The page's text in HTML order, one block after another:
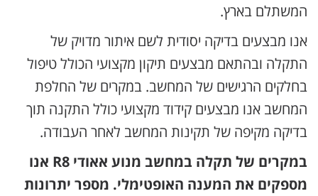
המשתלם בארץ.
אנו מבצעים בדיקה יסודית לשם איתור מדויק של
התקלה ובהתאם מבצעים תיקון מקצועי הכולל טיפול
בחלקים הרגישים של המחשב. במקרים של החלפת
המחשב אנו מבצעים קידוד מקצועי כולל התקנה תוך
בדיקה מקיפה של תקינות המחשב לאחר העבודה.
במקרים של תקלה במחשב מנוע אאודי R8 אנו
מספקים את המענה האופטימלי. מספר יתרונות